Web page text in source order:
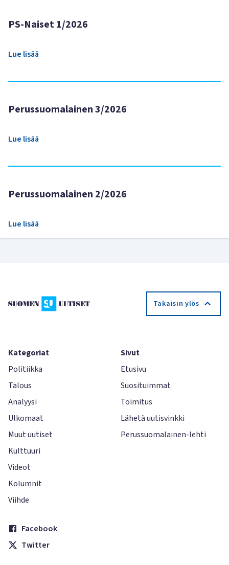
PS-Naiset 1/2026
Lue lisää
Perussuomalainen 3/2026
Lue lisää
Perussuomalainen 2/2026
Lue lisää
Takaisin ylös
Kategoriat
Politiikka
Talous
Analyysi
Ulkomaat
Muut uutiset
Kulttuuri
Videot
Kolumnit
Viihde
Sivut
Etusivu
Suosituimmat
Toimitus
Lähetä uutisvinkki
Perussuomalainen-lehti
Facebook
Twitter